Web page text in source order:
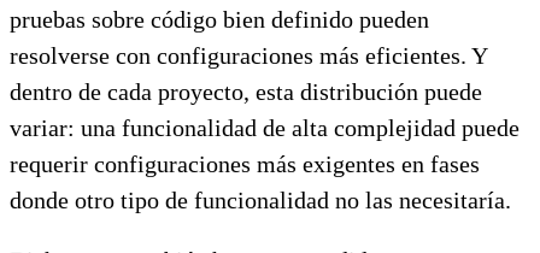
pruebas sobre código bien definido pueden
resolverse con configuraciones más eficientes. Y
dentro de cada proyecto, esta distribución puede
variar: una funcionalidad de alta complejidad puede
requerir configuraciones más exigentes en fases
donde otro tipo de funcionalidad no las necesitaría.